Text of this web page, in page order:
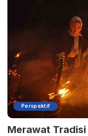
Perspektif
Merawat